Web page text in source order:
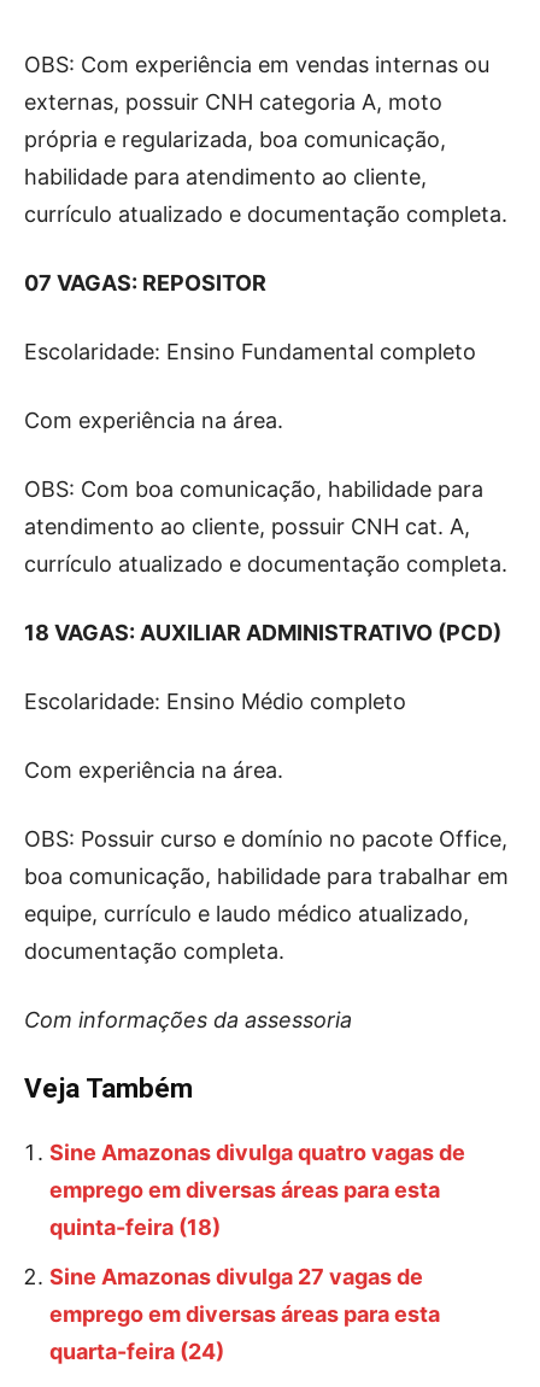
OBS: Com experiência em vendas internas ou
externas, possuir CNH categoria A, moto
própria e regularizada, boa comunicação,
habilidade para atendimento ao cliente,
currículo atualizado e documentação completa.
07 VAGAS: REPOSITOR
Escolaridade: Ensino Fundamental completo
Com experiência na área.
OBS: Com boa comunicação, habilidade para
atendimento ao cliente, possuir CNH cat. A,
currículo atualizado e documentação completa.
18 VAGAS: AUXILIAR ADMINISTRATIVO (PCD)
Escolaridade: Ensino Médio completo
Com experiência na área.
OBS: Possuir curso e domínio no pacote Office,
boa comunicação, habilidade para trabalhar em
equipe, currículo e laudo médico atualizado,
documentação completa.
Com informações da assessoria
Veja Também
Sine Amazonas divulga quatro vagas de
emprego em diversas áreas para esta
quinta-feira (18)
Sine Amazonas divulga 27 vagas de
emprego em diversas áreas para esta
quarta-feira (24)